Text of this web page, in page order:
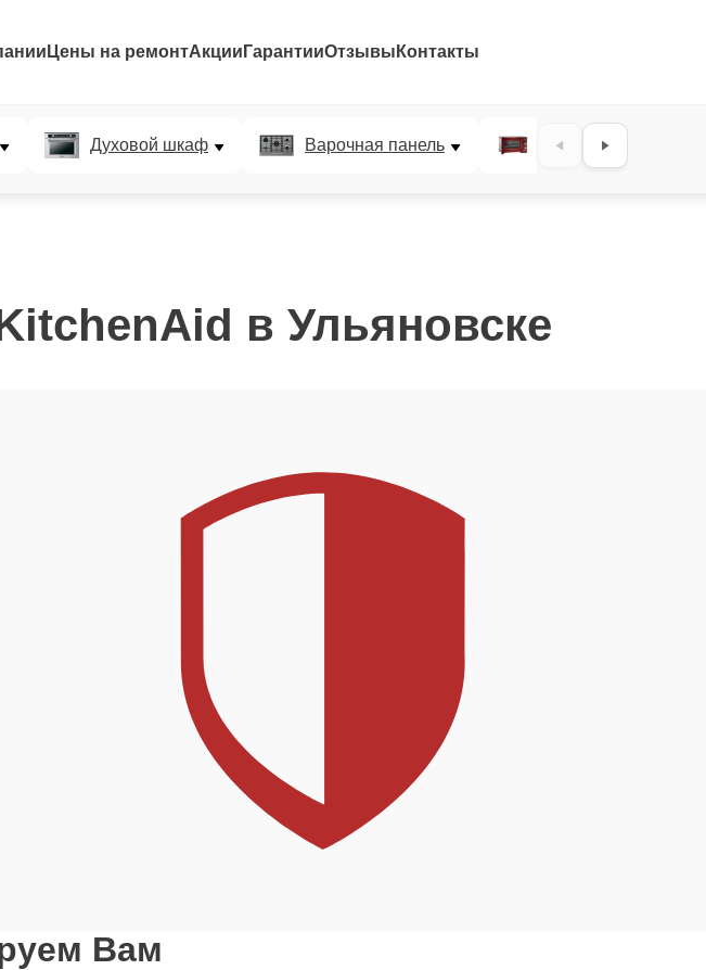
Цены на ремонтАкции ГарантииОтзывы Контакты
Духовой шкаф Варочная панель Микроволновая
в Ульяновске
Вам